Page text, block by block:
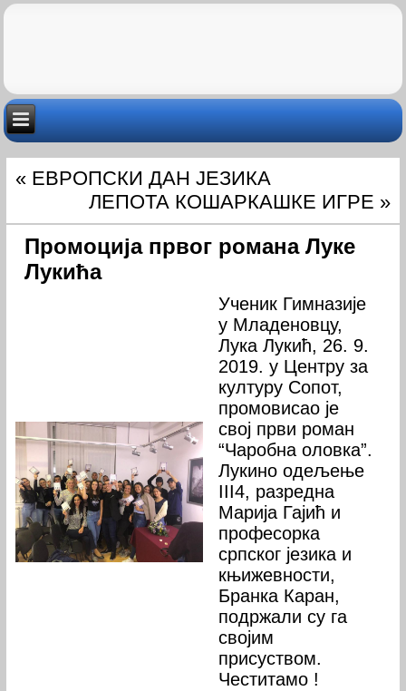
« ЕВРОПСКИ ДАН ЈЕЗИКА
ЛЕПОТА КОШАРКАШКЕ ИГРЕ »
Промоција првог романа Луке
Лукића
Ученик Гимназије
у Младеновцу,
Лука Лукић, 26. 9.
2019. у Центру за
културу Сопот,
промовисао је
свој први роман
“Чаробна оловка”.
Лукино одељење
III4, разредна
Марија Гајић и
професорка
српског језика и
књижевности,
Бранка Каран,
подржали су га
својим
присуством.
Честитамо !